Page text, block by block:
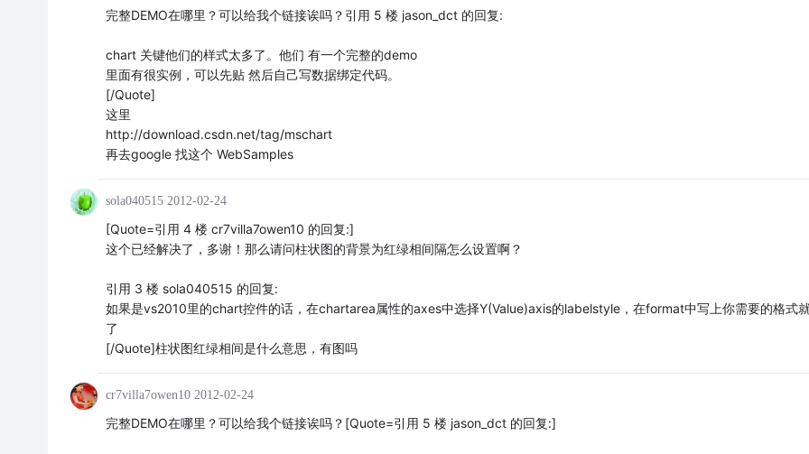
完整DEMO在哪里？可以给我个链接诶吗？引用 5 楼 jason_dct 的回复:
chart 关键他们的样式太多了。他们 有一个完整的demo
里面有很实例，可以先贴 然后自己写数据绑定代码。
[/Quote]
这里
http://download.csdn.net/tag/mschart
再去google 找这个 WebSamples
sola040515 2012-02-24
[Quote=引用 4 楼 cr7villa7owen10 的回复:]
这个已经解决了，多谢！那么请问柱状图的背景为红绿相间隔怎么设置啊？
引用 3 楼 sola040515 的回复:
如果是vs2010里的chart控件的话，在chartarea属性的axes中选择Y(Value)axis的labelstyle，在format中写上你需要的格式
了
[/Quote]柱状图红绿相间是什么意思，有图吗
cr7villa7owen10 2012-02-24
完整DEMO在哪里？可以给我个链接诶吗？[Quote=引用 5 楼 jason_dct 的回复:]